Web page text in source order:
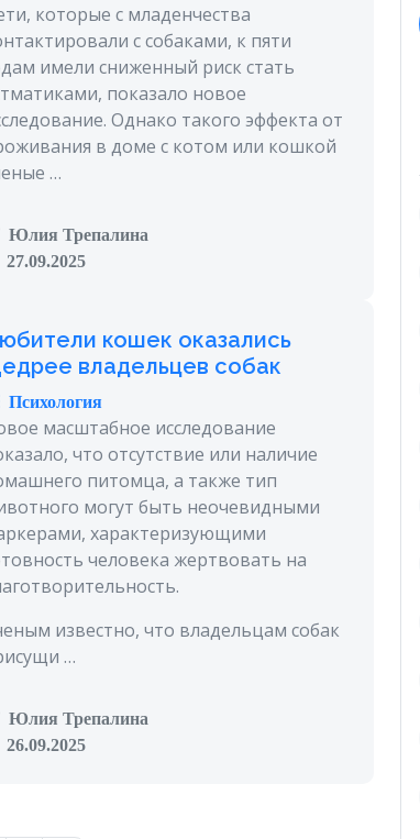
которые с младенчества
с собаками, к пяти
имели сниженный риск стать
показало новое
Однако такого эффекта от
в доме с котом или кошкой
…
Юлия Трепалина
27.09.2025
кошек оказались
владельцев собак
Психология
масштабное исследование
что отсутствие или наличие
питомца, а также тип
могут быть неочевидными
характеризующими
человека жертвовать на
известно, что владельцам собак
…
Юлия Трепалина
26.09.2025